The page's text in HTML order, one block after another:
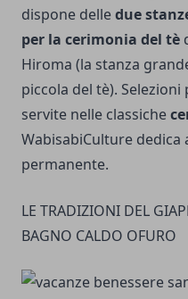
dispone delledue
per la cerimonia del tè
Hiroma (la stanza
piccola del tè).
servite nelle classiche
WabisabiCulture dedica
permanente.
LE TRADIZIONI DEL
BAGNO CALDO OFURO